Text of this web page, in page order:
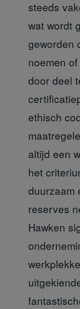
steeds
wat wordt
geworden
noemen
door deel
ethisch
altijd een
het
duurzaam
reserves
Hawken